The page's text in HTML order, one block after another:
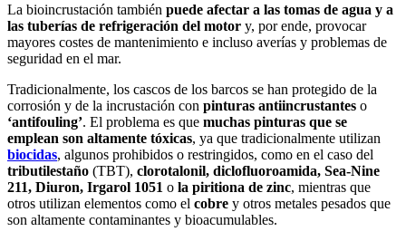
La bioincrustación también puede afectar a las tomas de agua y a
las tuberías de refrigeración del motor y, por ende, provocar
mayores costes de mantenimiento e incluso averías y problemas de
seguridad en el mar.
Tradicionalmente, los cascos de los barcos se han protegido de la
corrosión y de la incrustación con pinturas antiincrustantes o
‘antifouling’. El problema es que muchas pinturas que se
emplean son altamente tóxicas, ya que tradicionalmente utilizan
biocidas, algunos prohibidos o restringidos, como en el caso del
tributilestaño (TBT), clorotalonil, diclofluoroamida, Sea-Nine
211, Diuron, Irgarol 1051 o la piritiona de zinc, mientras que
otros utilizan elementos como el cobre y otros metales pesados que
son altamente contaminantes y bioacumulables.